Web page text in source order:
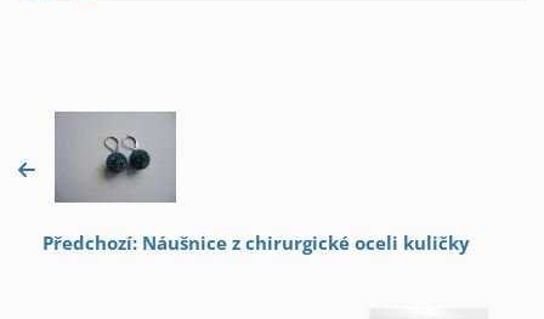
Předchozí: Náušnice z chirurgické oceli kuličky